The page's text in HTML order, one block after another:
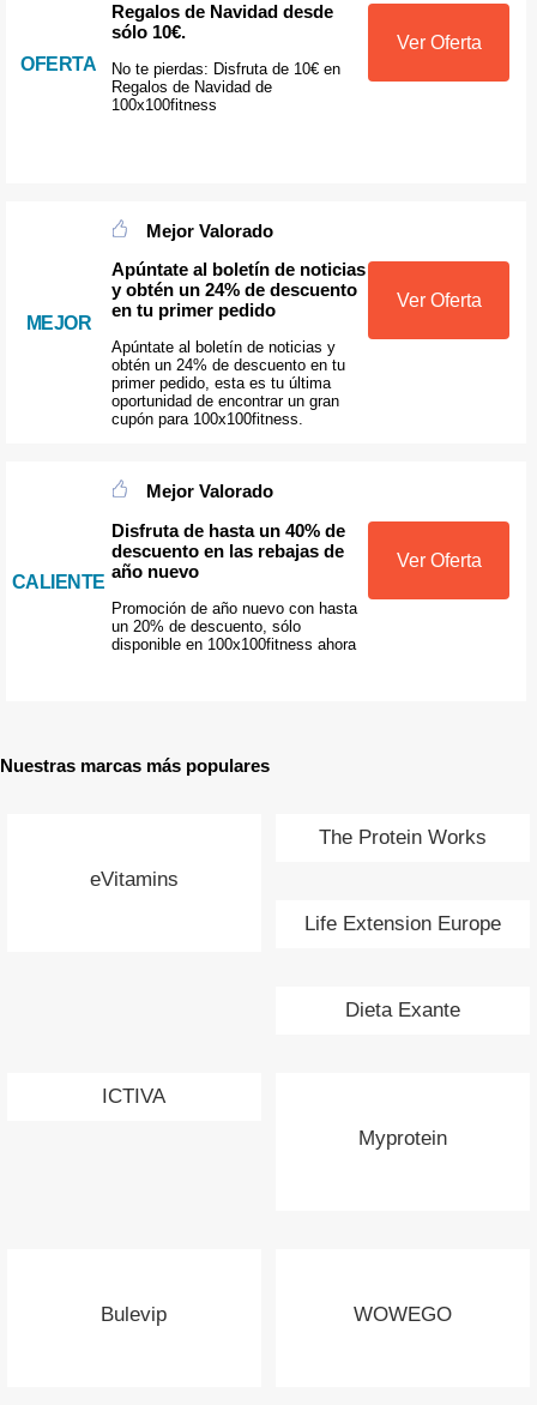
OFERTA
Regalos de Navidad desde
sólo 10€.
No te pierdas: Disfruta de 10€ en
Regalos de Navidad de
100x100fitness
Ver Oferta
MEJOR
Mejor Valorado
Apúntate al boletín de noticias
y obtén un 24% de descuento
en tu primer pedido
Apúntate al boletín de noticias y
obtén un 24% de descuento en tu
primer pedido, esta es tu última
oportunidad de encontrar un gran
cupón para 100x100fitness.
Ver Oferta
CALIENTE
Mejor Valorado
Disfruta de hasta un 40% de
descuento en las rebajas de
año nuevo
Promoción de año nuevo con hasta
un 20% de descuento, sólo
disponible en 100x100fitness ahora
Ver Oferta
Nuestras marcas más populares
eVitamins
The Protein Works
Life Extension Europe
Dieta Exante
ICTIVA
Myprotein
Bulevip WOWEGO